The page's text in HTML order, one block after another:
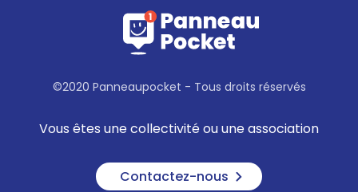
©2020 Panneaupocket - Tous droits réservés
Vous êtes une collectivité ou une association
Contactez-nous